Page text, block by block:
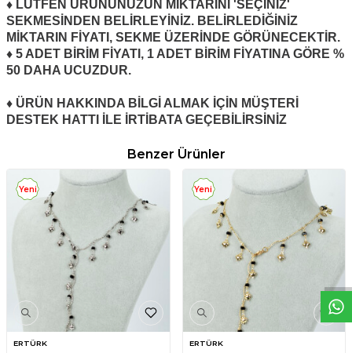
W
h
t
s
a
p
p
D
e
s
e
H
a
t
t
♦ LÜTFEN ÜRÜNÜNÜZÜN MİKTARINI 'SEÇİNİZ'
SEKMESİNDEN BELİRLEYİNİZ. BELİRLEDİĞİNİZ
MİKTARIN FİYATI, SEKME ÜZERİNDE GÖRÜNECEKTİR.
♦ 5 ADET BİRİM FİYATI, 1 ADET BİRİM FİYATINA GÖRE %
50 DAHA UCUZDUR.
♦ ÜRÜN HAKKINDA BİLGİ ALMAK İÇİN MÜŞTERİ
DESTEK HATTI İLE İRTİBATA GEÇEBİLİRSİNİZ
Benzer Ürünler
Yeni
ERTÜRK
Yeni
ERTÜRK